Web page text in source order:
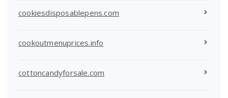
cookiesdisposablepens.com
cookoutmenuprices.info
cottoncandyforsale.com